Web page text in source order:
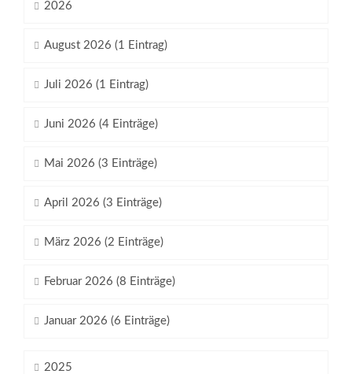
2026
August 2026 (1 Eintrag)
Juli 2026 (1 Eintrag)
Juni 2026 (4 Einträge)
Mai 2026 (3 Einträge)
April 2026 (3 Einträge)
März 2026 (2 Einträge)
Februar 2026 (8 Einträge)
Januar 2026 (6 Einträge)
2025